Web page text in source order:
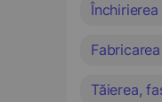
Tăierea,